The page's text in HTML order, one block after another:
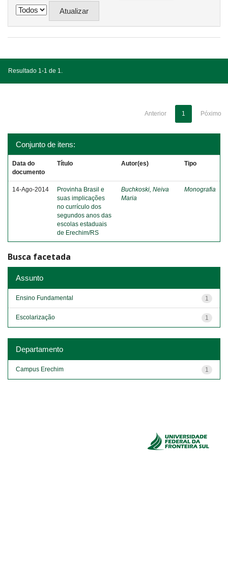
Resultado 1-1 de 1.
Anterior 1 Póximo
Conjunto de itens:
Data do
documento
Título Autor(es) Tipo
14-Ago-2014
Provinha Brasil e
suas implicações
no currículo dos
segundos anos das
escolas estaduais
de Erechim/RS
Buchkoski, Neiva
Maria
Monografia
Busca facetada
Assunto
1
Ensino Fundamental
1
Escolarização
Departamento
1
Campus Erechim